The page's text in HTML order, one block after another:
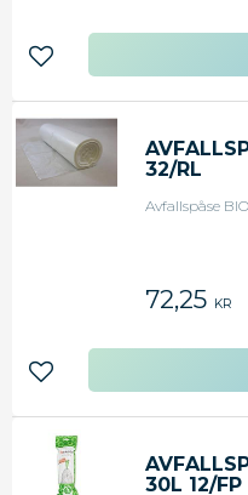
Lägg till i favoriter
32/RL
Avfallspåse
72,25 KR
Lägg till i favoriter
30L 12/FP